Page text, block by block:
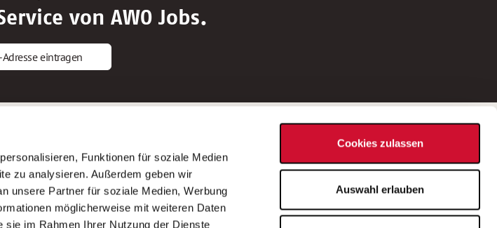
Funktionen für soziale Medien
zu analysieren. Außerdem geben wir
unsere Partner für soziale Medien, Werbung
möglicherweise mit weiteren Daten
sie im Rahmen Ihrer Nutzung der Dienste
Cookies zulassen
Auswahl erlauben
von AWO Jobs.
eintragen
AWO Gliederungen nach Bundesland
Stellenangebote nach Bundesländern
Sitemap
Impressum
Datenschutz
Bei Fragen zu einer Stellenausschreibung
wenden Sie sich bitte an die*den in der
Stellenausschreibung genannte*n